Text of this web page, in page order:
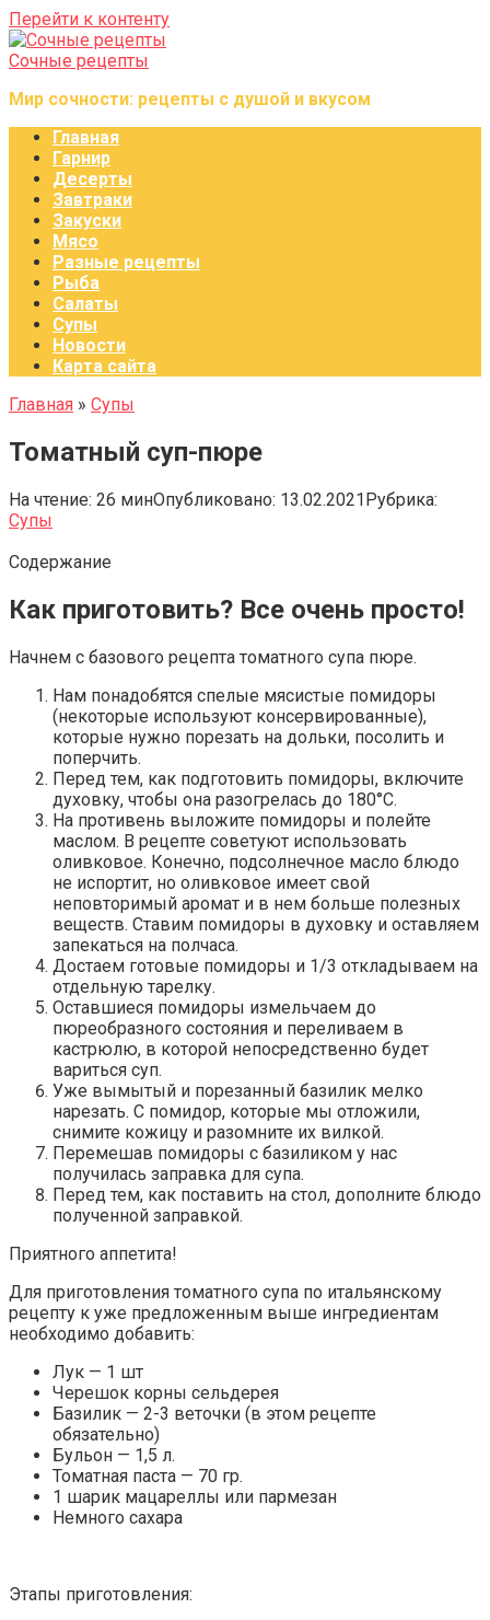
Перейти к контенту
Сочные рецепты
Мир сочности: рецепты с душой и вкусом
Главная
Гарнир
Десерты
Завтраки
Закуски
Мясо
Разные рецепты
Рыба
Салаты
Супы
Новости
Карта сайта
Главная » Супы
Томатный суп-пюре
На чтение: 26 минОпубликовано: 13.02.2021Рубрика:
Супы
Содержание
Как приготовить? Все очень просто!
Начнем с базового рецепта томатного супа пюре.
Нам понадобятся спелые мясистые помидоры
(некоторые используют консервированные),
которые нужно порезать на дольки, посолить и
поперчить.
Перед тем, как подготовить помидоры, включите
духовку, чтобы она разогрелась до 180°С.
На противень выложите помидоры и полейте
маслом. В рецепте советуют использовать
оливковое. Конечно, подсолнечное масло блюдо
не испортит, но оливковое имеет свой
неповторимый аромат и в нем больше полезных
веществ. Ставим помидоры в духовку и оставляем
запекаться на полчаса.
Достаем готовые помидоры и 1/3 откладываем на
отдельную тарелку.
Оставшиеся помидоры измельчаем до
пюреобразного состояния и переливаем в
кастрюлю, в которой непосредственно будет
вариться суп.
Уже вымытый и порезанный базилик мелко
нарезать. С помидор, которые мы отложили,
снимите кожицу и разомните их вилкой.
Перемешав помидоры с базиликом у нас
получилась заправка для супа.
Перед тем, как поставить на стол, дополните блюдо
полученной заправкой.
Приятного аппетита!
Для приготовления томатного супа по итальянскому
рецепту к уже предложенным выше ингредиентам
необходимо добавить:
Лук — 1 шт
Черешок корны сельдерея
Базилик — 2-3 веточки (в этом рецепте
обязательно)
Бульон — 1,5 л.
Томатная паста — 70 гр.
1 шарик мацареллы или пармезан
Немного сахара
Этапы приготовления: